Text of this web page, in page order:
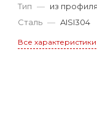
Тип — из профиля
Сталь — AISI304
Все характеристики